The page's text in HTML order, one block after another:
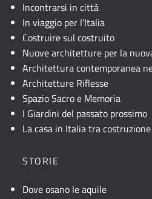
Incontrarsi in città
In viaggio per l’Italia
Costruire sul costruito
Nuove architetture per la
Architettura contemporanea
Architetture Riflesse
Spazio Sacro e Memoria
I Giardini del passato prossimo
La casa in Italia tra
STORIE
Dove osano le aquile